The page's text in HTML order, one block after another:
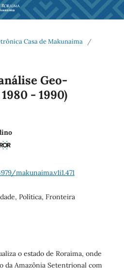
Casa de Makunaima
/
Geo-
- 1990)
makunaima.v1i1.471
Política, Fronteira
o estado de Roraima, onde
da Amazônia Setentrional com